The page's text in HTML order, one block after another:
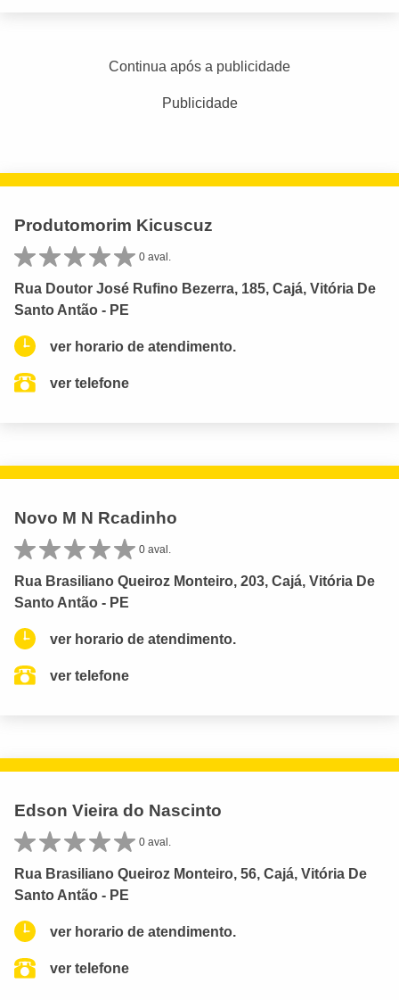
Continua após a publicidade
Publicidade
Produtomorim Kicuscuz
0 aval.
Rua Doutor José Rufino Bezerra, 185, Cajá, Vitória De
Santo Antão - PE
ver horario de atendimento.
ver telefone
Novo M N Rcadinho
0 aval.
Rua Brasiliano Queiroz Monteiro, 203, Cajá, Vitória De
Santo Antão - PE
ver horario de atendimento.
ver telefone
Edson Vieira do Nascinto
0 aval.
Rua Brasiliano Queiroz Monteiro, 56, Cajá, Vitória De
Santo Antão - PE
ver horario de atendimento.
ver telefone